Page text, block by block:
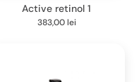
Active retinol 1
383,00lei